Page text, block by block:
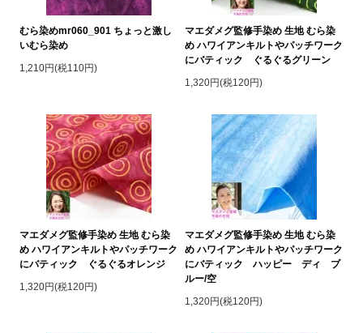
むら染めmr060_901 ちょっと激し
いむら染め
1,210円(税110円)
マエダメグ監修手染め 生地 むら染
め ハワイアンキルトやパッチワーク
にバティック ぐるぐるグリーン
1,320円(税120円)
マエダメグ監修手染め 生地 むら染
め ハワイアンキルトやパッチワーク
にバティック ぐるぐるオレンジ
1,320円(税120円)
マエダメグ監修手染め 生地 むら染
め ハワイアンキルトやパッチワーク
にバティック ハッピー ディ ブ
ルー/空
1,320円(税120円)